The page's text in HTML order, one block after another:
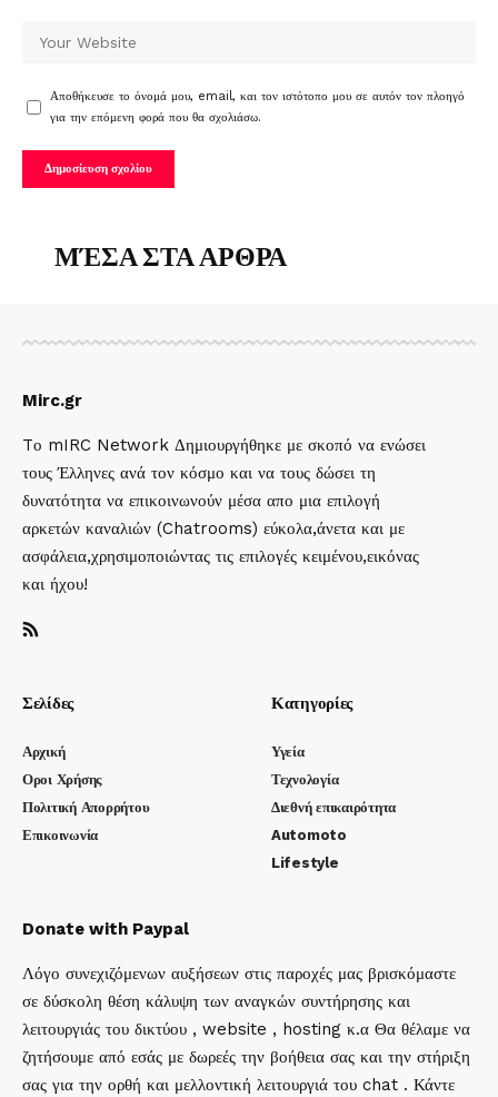
Αποθήκευσε το όνομά μου, email, και τον ιστότοπο μου σε αυτόν τον πλοηγό
για την επόμενη φορά που θα σχολιάσω.
ΜΈΣΑ ΣΤΑ ΑΡΘΡΑ
Mirc.gr
Tο mIRC Network Δημιουργήθηκε με σκοπό να ενώσει
τους Έλληνες ανά τον κόσμο και να τους δώσει τη
δυνατότητα να επικοινωνούν μέσα απο μια επιλογή
αρκετών καναλιών (Chatrooms) εύκολα,άνετα και με
ασφάλεια,χρησιμοποιώντας τις επιλογές κειμένου,εικόνας
και ήχου!
Σελίδες
Αρχική
Οροι Χρήσης
Πολιτική Απορρήτου
Επικοινωνία
Κατηγορίες
Υγεία
Τεχνολογία
Διεθνή επικαιρότητα
Automoto
Lifestyle
Donate with Paypal
Λόγο συνεχιζόμενων αυξήσεων στις παροχές μας βρισκόμαστε
σε δύσκολη θέση κάλυψη των αναγκών συντήρησης και
λειτουργιάς του δικτύου , website , hosting κ.α Θα θέλαμε να
ζητήσουμε από εσάς με δωρεές την βοήθεια σας και την στήριξη
σας για την ορθή και μελλοντική λειτουργιά του chat . Κάντε